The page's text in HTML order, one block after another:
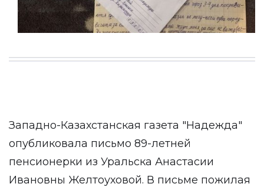
Западно-Казахстанская газета "Надежда"
опубликовала письмо 89-летней
пенсионерки из Уральска Анастасии
Ивановны Желтоуховой. В письме пожилая